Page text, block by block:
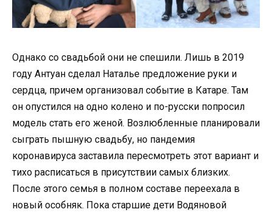
Однако со свадьбой они не спешили. Лишь в 2019
году Антуан сделал Наталье предложение руки и
сердца, причем организовал событие в Катаре. Там
он опустился на одно колено и по-русски попросил
модель стать его женой. Возлюбленные планировали
сыграть пышную свадьбу, но пандемия
коронавируса заставила пересмотреть этот вариант и
тихо расписаться в присутствии самых близких.
После этого семья в полном составе переехала в
новый особняк. Пока старшие дети Водяновой